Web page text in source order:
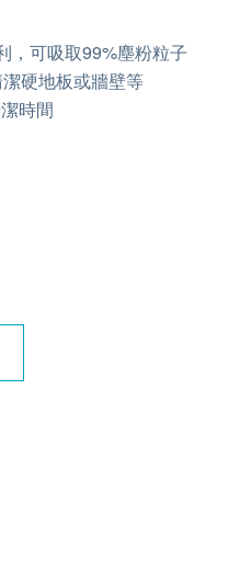
可吸取99%塵粉粒子
硬地板或牆壁等
時間